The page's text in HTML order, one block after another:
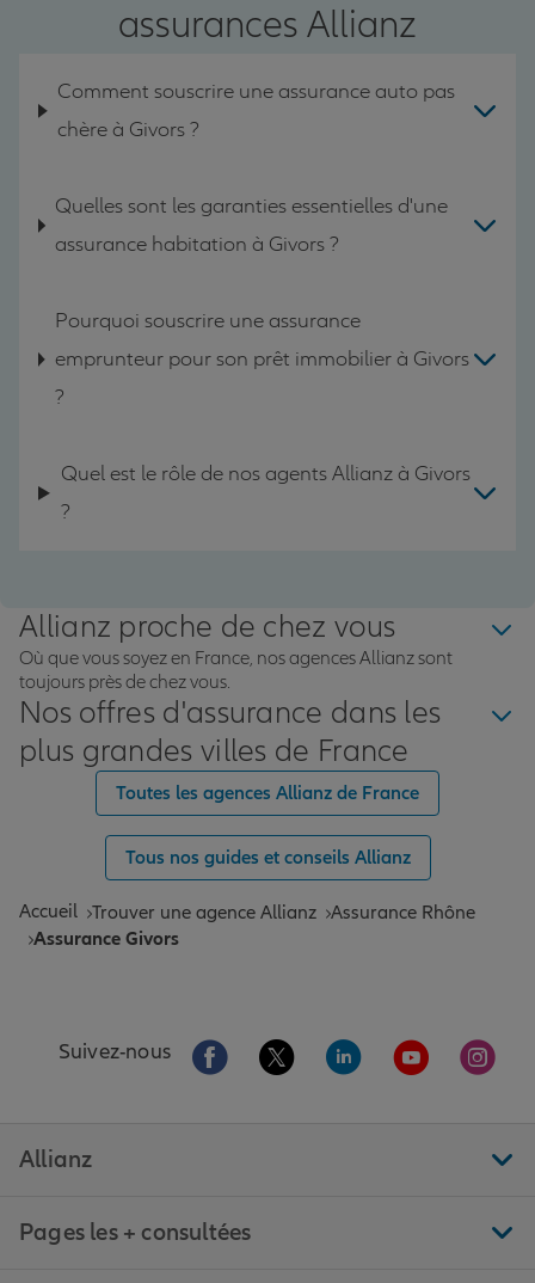
assurances Allianz
Comment souscrire une assurance auto pas
chère à Givors ?
Quelles sont les garanties essentielles d'une
assurance habitation à Givors ?
Pourquoi souscrire une assurance
emprunteur pour son prêt immobilier à Givors
?
Quel est le rôle de nos agents Allianz à Givors
?
Allianz proche de chez vous
Où que vous soyez en France, nos agences Allianz sont
toujours près de chez vous.
Nos offres d'assurance dans les
plus grandes villes de France
Toutes les agences Allianz de France
Tous nos guides et conseils Allianz
Accueil Trouver une agence Allianz Assurance Rhône
Assurance Givors
Suivez-nous Aller sur la page Facebook de Allianz
Aller sur la page Twitter de
Aller sur la page
Aller sur la
Aller
Allianz
Pages les + consultées